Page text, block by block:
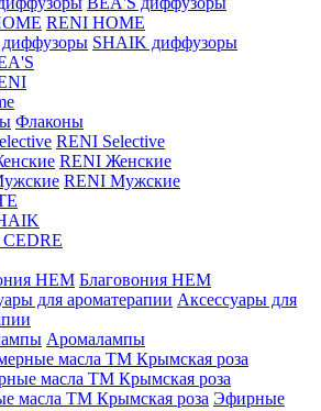
RENI HOME
SHAIK диффузоры
Флаконы
RENI Selective
RENI Женские
RENI Мужские
Благовония HEM
Аксессуары для
Аромалампы
масла ТМ Крымская роза
Эфирные